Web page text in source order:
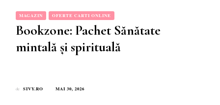
MAGAZIN OFERTE CARTI ONLINE
Bookzone: Pachet Sănătate
mintală și spirituală
de SIVY.RO MAI 30, 2026